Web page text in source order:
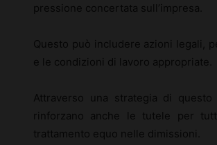
pressione concertata sull’impresa.
Questo può includere azioni legali,
e le condizioni di lavoro appropriate.
Attraverso una strategia di
rinforzano anche le tutele per
trattamento equo nelle dimissioni.